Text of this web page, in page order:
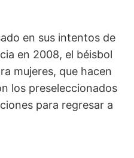
en sus intentos de
en 2008, el béisbol
mujeres, que hacen
los preseleccionados
para regresar a